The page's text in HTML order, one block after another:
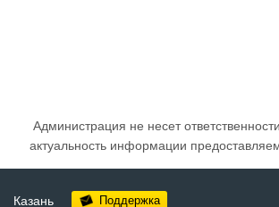
Администрация не несет
актуальность информации
Казань Поддержка